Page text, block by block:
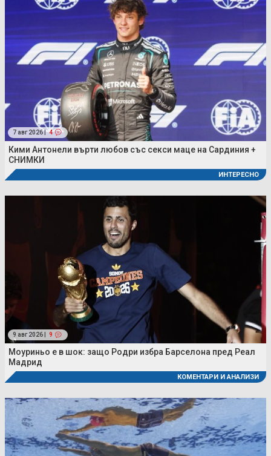
7 авг 2026 | 4
Кими Антонели върти любов със секси маце на Сардиния +
СНИМКИ
ИНТЕРЕСНО
9 авг 2026 | 9
Моуриньо е в шок: защо Родри избра Барселона пред Реал
Мадрид
КОМЕНТАРИ И АНАЛИЗИ